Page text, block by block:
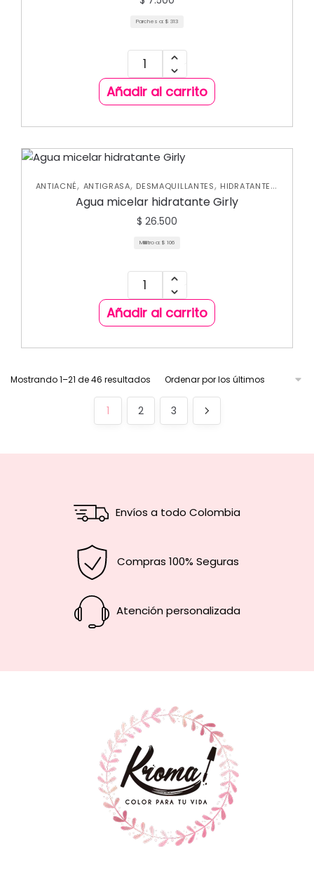
Parches a: $ 313
Añadir al carrito
ANTIACNÉ, ANTIGRASA, DESMAQUILLANTES, HIDRATANTES,
NUEVA COLECCIÓN
Agua micelar hidratante Girly
$ 26.500
Mililitro a: $ 106
Añadir al carrito
Mostrando 1–21 de 46 resultados
1 2 3
Envíos a todo Colombia
Compras 100% Seguras
Atención personalizada